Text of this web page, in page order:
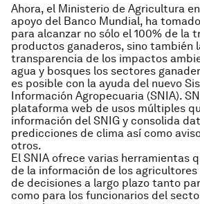
Ahora, el Ministerio de Agricultura
apoyo del Banco Mundial, ha
para alcanzar no sólo el 100% de la
productos ganaderos, sino también
transparencia de los impactos
agua y bosques los sectores
es posible con la ayuda del nuevo
Información Agropecuaria (SNIA).
plataforma web de usos múltiples
información del SNIG y consolida
predicciones de clima así como
otros.
El SNIA ofrece varias herramientas
de la información de los
de decisiones a largo plazo tanto
como para los funcionarios del